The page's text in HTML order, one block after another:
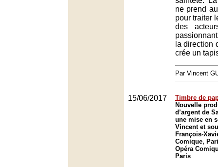
ne prend
pour traiter
des
la direction
crée un
Par Vincent
15/06/2017
Timbre de
Nouvelle
d’argent de
une mise en
Vincent et
François-
Comique,
Opéra
Paris